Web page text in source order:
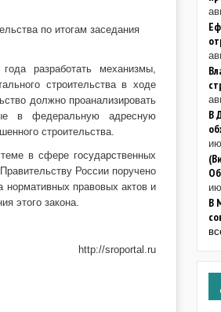
по итогам заседания
разработать механизмы,
строительства в ходе
должно проанализировать
в федеральную адресную
строительства.
в сфере государственных
России поручено
нормативных правовых актов и
этого закона.
http://sroportal.ru
В
В